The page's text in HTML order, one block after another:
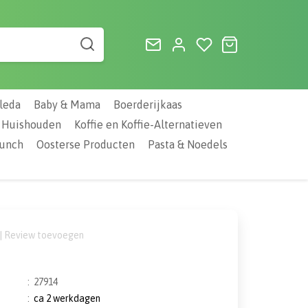
Baby & Mama
Boerderijkaas
Huishouden
Koffie en Koffie-Alternatieven
Oosterse Producten
Pasta & Noedels
Review toevoegen
: 27914
: ca 2 werkdagen